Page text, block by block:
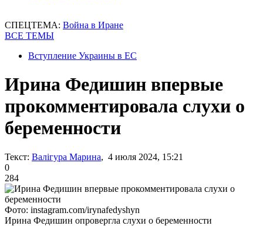
СПЕЦТЕМА: Война в Иране
ВСЕ ТЕМЫ
Вступление Украины в ЕС
Ирина Федишин впервые
прокомментировала слухи о
беременности
Текст: Валігура Марина, 4 июля 2024, 15:21
0
284
Фото: instagram.com/irynafedyshyn
Ирина Федишин опровергла слухи о беременности